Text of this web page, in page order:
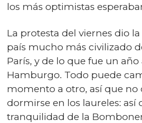
los más optimistas
La protesta del viernes dio
país mucho más civilizado
París, y de lo que fue un año
Hamburgo. Todo puede
momento a otro, así que no
dormirse en los laureles: así
tranquilidad de la